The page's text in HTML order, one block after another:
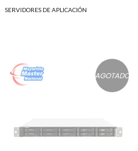
SERVIDORES DE APLICACIÓN
AGOTADO